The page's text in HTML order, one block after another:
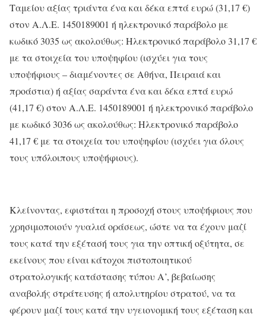
Ταμείου αξίας τριάντα ένα και δέκα επτά ευρώ (31,17 €)
στον Α.Λ.Ε. 1450189001 ή ηλεκτρονικό παράβολο με
κωδικό 3035 ως ακολούθως: Ηλεκτρονικό παράβολο 31,17 €
με τα στοιχεία του υποψηφίου (ισχύει για τους
υποψήφιους – διαμένοντες σε Αθήνα, Πειραιά και
προάστια) ή αξίας σαράντα ένα και δέκα επτά ευρώ
(41,17 €) στον Α.Λ.Ε. 1450189001 ή ηλεκτρονικό παράβολο
με κωδικό 3036 ως ακολούθως: Ηλεκτρονικό παράβολο
41,17 € με τα στοιχεία του υποψηφίου (ισχύει για όλους
τους υπόλοιπους υποψήφιους).
Κλείνοντας, εφιστάται η προσοχή στους υποψήφιους που
χρησιμοποιούν γυαλιά οράσεως, ώστε να τα έχουν μαζί
τους κατά την εξέτασή τους για την οπτική οξύτητα, σε
εκείνους που είναι κάτοχοι πιστοποιητικού
στρατολογικής κατάστασης τύπου Α’, βεβαίωσης
αναβολής στράτευσης ή απολυτηρίου στρατού, να τα
φέρουν μαζί τους κατά την υγειονομική τους εξέταση και